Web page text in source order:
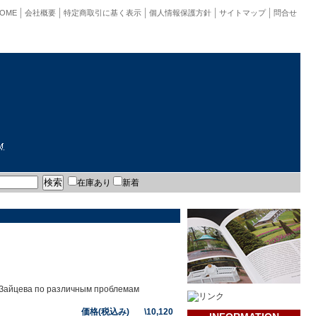
問合せ
サイトマップ
個人情報保護方針
特定商取引に基く表示
会社概要
在庫あり 新着
Зайцева по различным проблемам
価格(税込み) \10,120